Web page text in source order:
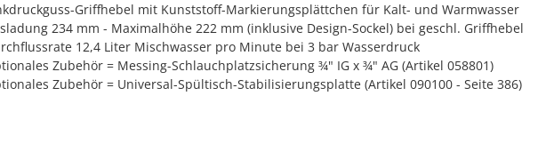
Griffhebel mit Kunststoff-Markierungsplättchen für Kalt- und Warmwasser
234 mm - Maximalhöhe 222 mm (inklusive Design-Sockel) bei geschl. Griffhebel
12,4 Liter Mischwasser pro Minute bei 3 bar Wasserdruck
Zubehör = Messing-Schlauchplatzsicherung ¾" IG x ¾" AG (Artikel 058801)
Zubehör = Universal-Spültisch-Stabilisierungsplatte (Artikel 090100 - Seite 386)